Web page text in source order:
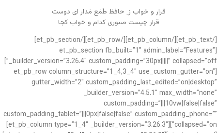
قرار و خواب ز ِ حافظ طَمَع مَدار ای دوست
قرار چیست صبوری کدام و خواب کجا
[/et_pb_text][/et_pb_column][/et_pb_row][/et_pb_section]
[et_pb_section fb_built=”1″ admin_label=”Features”
_builder_version=”3.26.4″ custom_padding=”30px|||||” collapsed=”off”]
[et_pb_row column_structure=”1_4,3_4″ use_custom_gutter=”on”
gutter_width=”2″ custom_padding_last_edited=”on|desktop”
_builder_version=”4.5.1″ max_width=”none”
custom_padding=”|||10vw|false|false”
custom_padding_tablet=”|||0px|false|false” custom_padding_phone=””
collapsed=”on”][et_pb_column type=”1_4″ _builder_version=”3.26.3″]